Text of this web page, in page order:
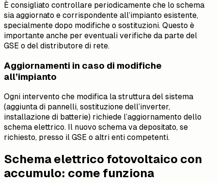
È consigliato controllare periodicamente che lo schema
sia aggiornato e corrispondente all’impianto esistente,
specialmente dopo modifiche o sostituzioni. Questo è
importante anche per eventuali verifiche da parte del
GSE o del distributore di rete.
Aggiornamenti in caso di modifiche
all’impianto
Ogni intervento che modifica la struttura del sistema
(aggiunta di pannelli, sostituzione dell’inverter,
installazione di batterie) richiede l’aggiornamento dello
schema elettrico. Il nuovo schema va depositato, se
richiesto, presso il GSE o altri enti competenti.
Schema elettrico fotovoltaico con
accumulo: come funziona